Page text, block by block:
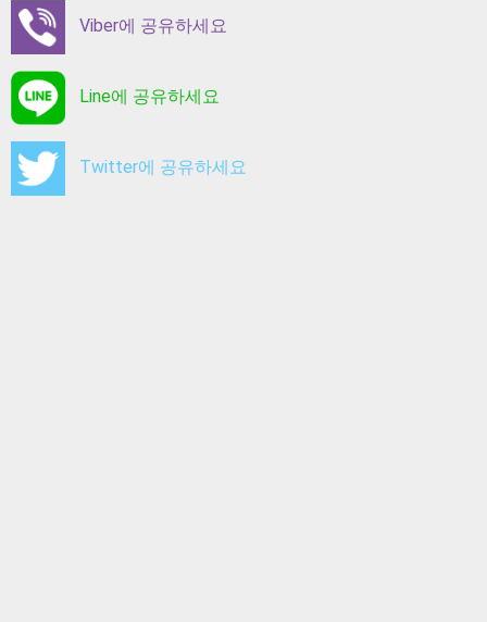
Viber에 공유하세요
Line에 공유하세요
Twitter에 공유하세요